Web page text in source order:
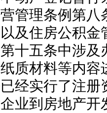
管理条例第八
及住房公积金
十五条中涉及
质材料等内容
经实行了注册
业到房地产开